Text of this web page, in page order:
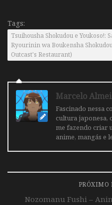
Tags:
Tsuihousha Shokudou e Youkoso!:
Ryourinin wa Boukensha
Outcast's Restaurant)
Marcelo
Fascinado nessa
cultura japonesa,
me fazendo criar
anime, mangás e
PRÓXIMO
Nozomanu Fushi –